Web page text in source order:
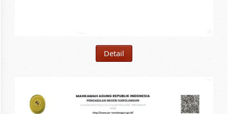
Detail